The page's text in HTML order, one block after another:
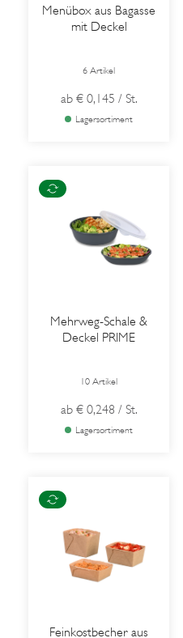
Menübox aus Bagasse
mit Deckel
6 Artikel
ab € 0,145 / St.
Lagersortiment
Mehrweg-Schale &
Deckel PRIME
10 Artikel
ab € 0,248 / St.
Lagersortiment
Feinkostbecher aus